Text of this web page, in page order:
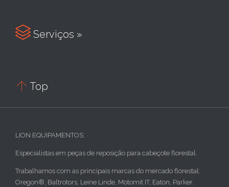
 Serviços »
 Top
LION EQUIPAMENTOS:
Especialistas em peças de reposição para cabeçote florestal.
Trabalhamos com as principais marcas do mercado florestal:
Oregon®, Baltrotors, Leine Linde, Motomit IT, Eaton, Parker.